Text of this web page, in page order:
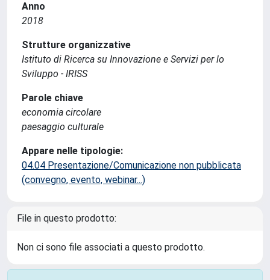
Anno
2018
Strutture organizzative
Istituto di Ricerca su Innovazione e Servizi per lo
Sviluppo - IRISS
Parole chiave
economia circolare
paesaggio culturale
Appare nelle tipologie:
04.04 Presentazione/Comunicazione non pubblicata
(convegno, evento, webinar...)
File in questo prodotto:
Non ci sono file associati a questo prodotto.